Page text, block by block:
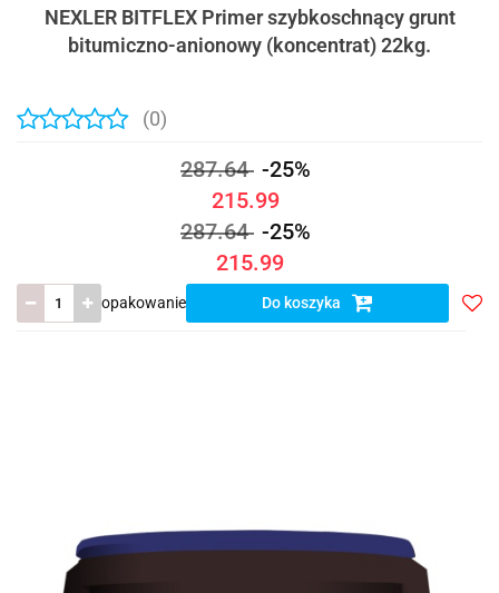
NEXLER BITFLEX Primer szybkoschnący grunt
bitumiczno-anionowy (koncentrat) 22kg.
(0)
287.64 -25%
215.99
287.64 -25%
215.99
opakowanie Do koszyka